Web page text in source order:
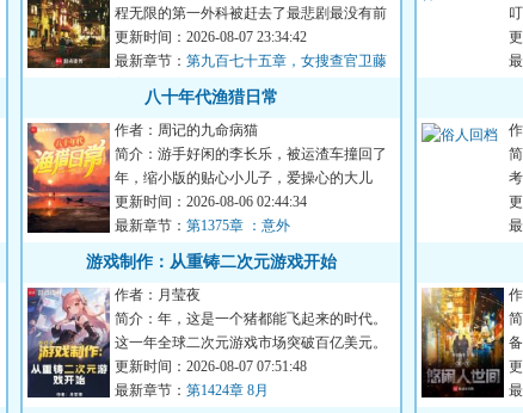
程无限的第一外科被赶去了最悲剧最没有前
途最不受人待见没钱没地...
更新时间：2026-08-07 23:34:42
最新章节： 第九百七十五章，女搜查官卫藤
美彩！
八十年代渔猎日常
作者：周记的九命病猫
简介：游手好闲的李长乐，被运渣车撞回了
年，缩小版的贴心小儿子，爱操心的大儿
子，心冷了的老婆。但他已...
更新时间：2026-08-06 02:44:34
最新章节： 第1375章 ：意外
游戏制作：从重铸二次元游戏开始
作者：月莹夜
简介：年，这是一个猪都能飞起来的时代。
这一年全球二次元游戏市场突破百亿美元。
《崩坏》《明日方舟》《...
更新时间：2026-08-07 07:51:48
最新章节： 第1424章 8月